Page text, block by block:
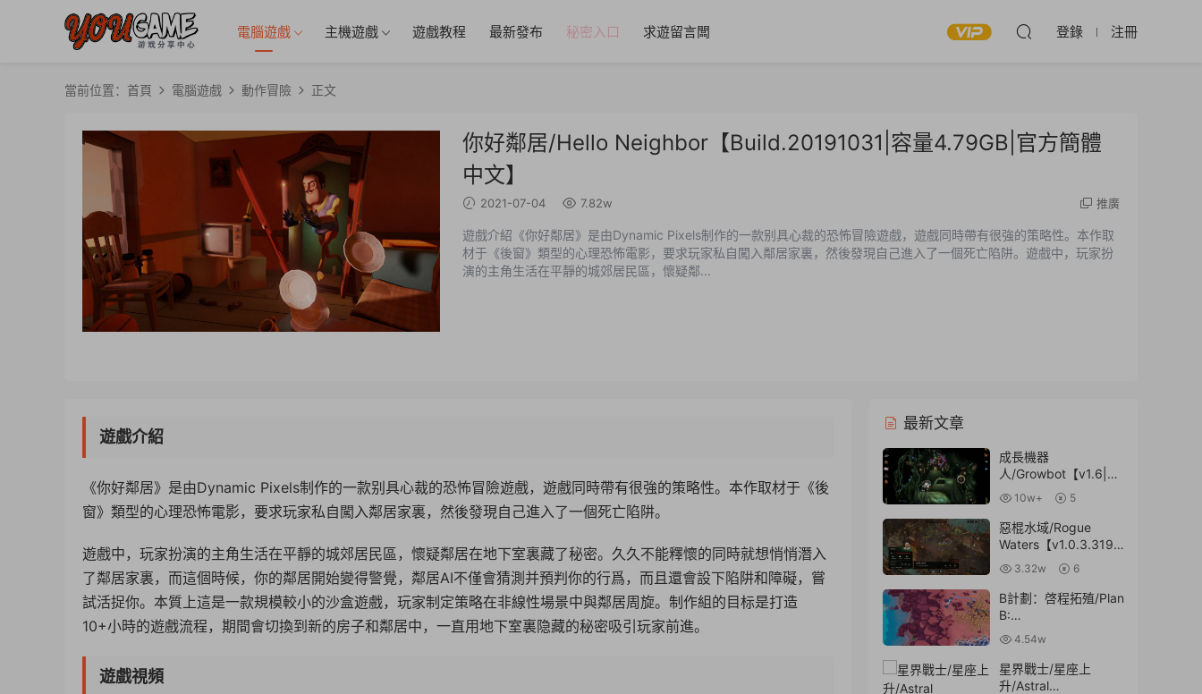
電腦遊戲 主機遊戲 遊戲教程 最新發布 秘密入口 求遊留言闆 登錄 注冊
當前位置： 首頁 電腦遊戲 動作冒險 正文
你好鄰居/Hello Neighbor【Build.20191031|容量4.79GB|官方簡體
中文】
2021-07-04 7.82w 推廣
遊戲介紹《你好鄰居》是由Dynamic Pixels制作的一款别具心裁的恐怖冒險遊戲，遊戲同時帶有很強的策略性。本作取
材于《後窗》類型的心理恐怖電影，要求玩家私自闖入鄰居家裏，然後發現自己進入了一個死亡陷阱。遊戲中，玩家扮
演的主角生活在平靜的城郊居民區，懷疑鄰...
遊戲介紹
《你好鄰居》是由Dynamic Pixels制作的一款别具心裁的恐怖冒險遊戲，遊戲同時帶有很強的策略性。本作取材于《後
窗》類型的心理恐怖電影，要求玩家私自闖入鄰居家裏，然後發現自己進入了一個死亡陷阱。
遊戲中，玩家扮演的主角生活在平靜的城郊居民區，懷疑鄰居在地下室裏藏了秘密。久久不能釋懷的同時就想悄悄潛入
了鄰居家裏，而這個時候，你的鄰居開始變得警覺，鄰居AI不僅會猜測并預判你的行爲，而且還會設下陷阱和障礙，嘗
試活捉你。本質上這是一款規模較小的沙盒遊戲，玩家制定策略在非線性場景中與鄰居周旋。制作組的目标是打造
10+小時的遊戲流程，期間會切換到新的房子和鄰居中，一直用地下室裏隐藏的秘密吸引玩家前進。
遊戲視頻
最新文章
成長機器
人/Growbot【v1.6|容
量814MB|官方簡體中
文】
10w+ 5
惡棍水域/Rogue
Waters【v1.0.3.3198
|容量5.76GB|官方簡
體中文】
3.32w 6
B計劃：啓程拓殖/Plan
B:
Terraform【v0.6.9|容
量753MB|官方簡體中
文】
4.54w
星界戰士/星座上
升/Astral